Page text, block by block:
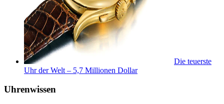
Die teuerste
Uhr der Welt – 5,7 Millionen Dollar
Uhrenwissen